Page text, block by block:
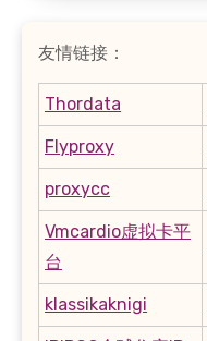
友情链接：
Thordata
Flyproxy
proxycc
Vmcardio虚拟卡平
台
klassikaknigi